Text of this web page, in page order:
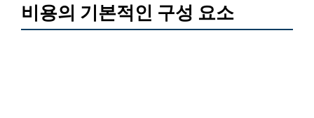
비용의 기본적인 구성 요소